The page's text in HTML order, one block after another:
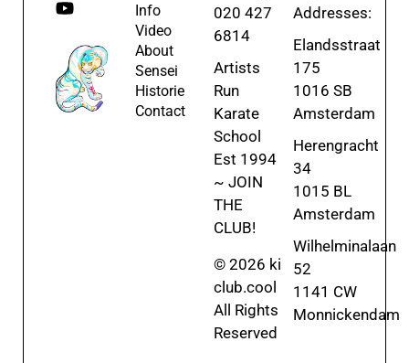
Info
Video
About
Sensei
Historie
Contact
020 427
6814
Artists
Run
Karate
School
Est 1994
~ JOIN
THE
CLUB!
© 2026 ki
club.cool
All Rights
Reserved
Addresses:
Elandsstraat
175
1016 SB
Amsterdam
Herengracht
34
1015 BL
Amsterdam
Wilhelminalaan
52
1141 CW
Monnickendam